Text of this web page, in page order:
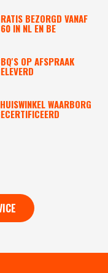
BEZORGD VANAF
IN NL EN BE
OP AFSPRAAK
WAARBORG